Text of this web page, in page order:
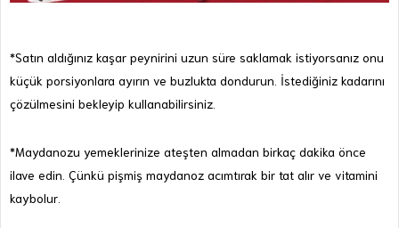
*Satın aldığınız kaşar peynirini uzun süre saklamak istiyorsanız onu
küçük porsiyonlara ayırın ve buzlukta dondurun. İstediğiniz kadarını
çözülmesini bekleyip kullanabilirsiniz.
*Maydanozu yemeklerinize ateşten almadan birkaç dakika önce
ilave edin. Çünkü pişmiş maydanoz acımtırak bir tat alır ve vitamini
kaybolur.